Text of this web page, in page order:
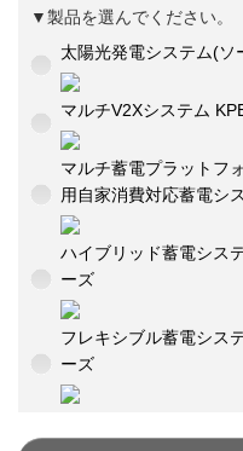
▼製品を選んでください。
太陽光発電システム(ソ
マルチV2Xシステム
マルチ蓄電プラットフ
用自家消費対応蓄電シ
ハイブリッド蓄電シス
ーズ
フレキシブル蓄電シス
ーズ